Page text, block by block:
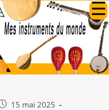
15 mai 2025